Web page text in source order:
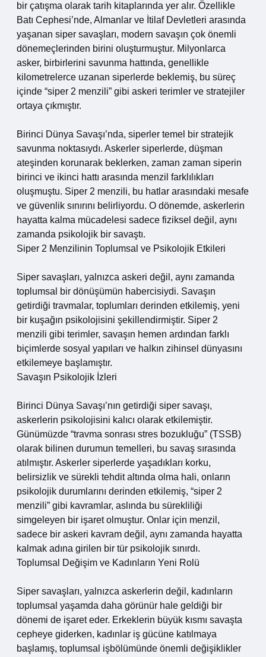
bir çatışma olarak tarih kitaplarında yer alır. Özellikle
Batı Cephesi’nde, Almanlar ve İtilaf Devletleri arasında
yaşanan siper savaşları, modern savaşın çok önemli
dönemeçlerinden birini oluşturmuştur. Milyonlarca
asker, birbirlerini savunma hattında, genellikle
kilometrelerce uzanan siperlerde beklemiş, bu süreç
içinde “siper 2 menzili” gibi askeri terimler ve stratejiler
ortaya çıkmıştır.
Birinci Dünya Savaşı’nda, siperler temel bir stratejik
savunma noktasıydı. Askerler siperlerde, düşman
ateşinden korunarak beklerken, zaman zaman siperin
birinci ve ikinci hattı arasında menzil farklılıkları
oluşmuştu. Siper 2 menzili, bu hatlar arasındaki mesafe
ve güvenlik sınırını belirliyordu. O dönemde, askerlerin
hayatta kalma mücadelesi sadece fiziksel değil, aynı
zamanda psikolojik bir savaştı.
Siper 2 Menzilinin Toplumsal ve Psikolojik Etkileri
Siper savaşları, yalnızca askeri değil, aynı zamanda
toplumsal bir dönüşümün habercisiydi. Savaşın
getirdiği travmalar, toplumları derinden etkilemiş, yeni
bir kuşağın psikolojisini şekillendirmiştir. Siper 2
menzili gibi terimler, savaşın hemen ardından farklı
biçimlerde sosyal yapıları ve halkın zihinsel dünyasını
etkilemeye başlamıştır.
Savaşın Psikolojik İzleri
Birinci Dünya Savaşı’nın getirdiği siper savaşı,
askerlerin psikolojisini kalıcı olarak etkilemiştir.
Günümüzde “travma sonrası stres bozukluğu” (TSSB)
olarak bilinen durumun temelleri, bu savaş sırasında
atılmıştır. Askerler siperlerde yaşadıkları korku,
belirsizlik ve sürekli tehdit altında olma hali, onların
psikolojik durumlarını derinden etkilemiş, “siper 2
menzili” gibi kavramlar, aslında bu sürekliliği
simgeleyen bir işaret olmuştur. Onlar için menzil,
sadece bir askeri kavram değil, aynı zamanda hayatta
kalmak adına girilen bir tür psikolojik sınırdı.
Toplumsal Değişim ve Kadınların Yeni Rolü
Siper savaşları, yalnızca askerlerin değil, kadınların
toplumsal yaşamda daha görünür hale geldiği bir
dönemi de işaret eder. Erkeklerin büyük kısmı savaşta
cepheye giderken, kadınlar iş gücüne katılmaya
başlamış, toplumsal işbölümünde önemli değişiklikler